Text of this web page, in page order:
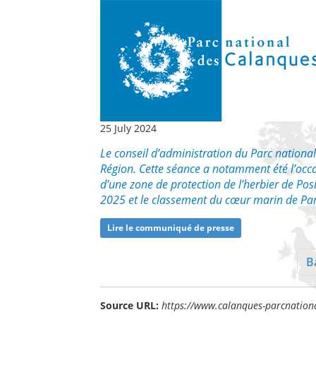
25 July 2024
Le conseil d’administration du Parc
Région. Cette séance a notamment été
d’une zone de protection de l’herbier de
2025 et le classement du cœur marin de
Lire le communiqué de presse
Source URL: https://www.calanques-